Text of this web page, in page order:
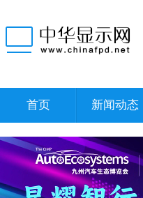
首页 新闻动态